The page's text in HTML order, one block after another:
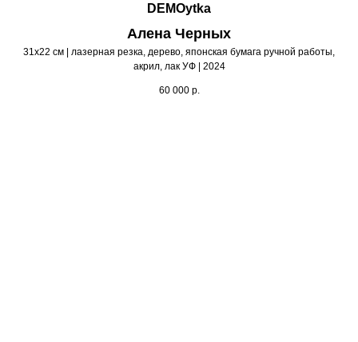
DEMOytka
Алена Черных
31х22 см | лазерная резка, дерево, японская бумага ручной работы,
акрил, лак УФ | 2024
60 000 р.